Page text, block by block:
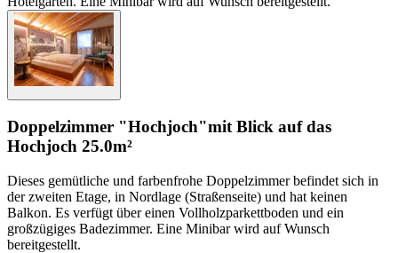
Doppelzimmer "Hochjoch"mit Blick auf das
Hochjoch 25.0m²
Dieses gemütliche und farbenfrohe Doppelzimmer befindet sich in
der zweiten Etage, in Nordlage (Straßenseite) und hat keinen
Balkon. Es verfügt über einen Vollholzparkettboden und ein
großzügiges Badezimmer. Eine Minibar wird auf Wunsch
bereitgestellt.